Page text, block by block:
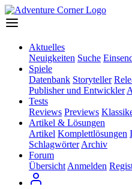
Aktuelles
Neuigkeiten Suche
Spiele
Datenbank Storyteller
Publisher und Entwickler
Tests
Reviews Previews
Artikel & Lösungen
Artikel Komplettlösungen
Schlagwörter Archiv
Forum
Übersicht Anmelden